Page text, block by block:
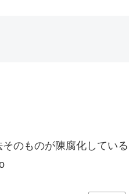
のものが陳腐化している